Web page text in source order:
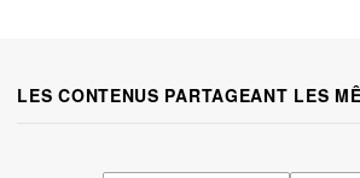
LES CONTENUS PARTAGEANT LES